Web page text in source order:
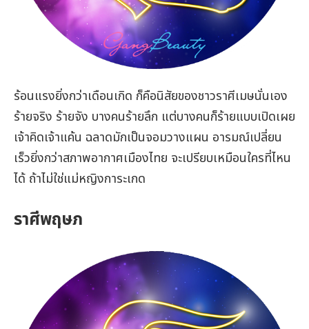
ร้อนแรงยิ่งกว่าเดือนเกิด ก็คือนิสัยของชาวราศีเมษนั่นเอง
ร้ายจริง ร้ายจัง บางคนร้ายลึก แต่บางคนก็ร้ายแบบเปิดเผย
เจ้าคิดเจ้าแค้น ฉลาดมักเป็นจอมวางแผน อารมณ์เปลี่ยน
เร็วยิ่งกว่าสภาพอากาศเมืองไทย จะเปรียบเหมือนใครที่ไหน
ได้ ถ้าไม่ใช่แม่หญิงการะเกด
ราศีพฤษภ